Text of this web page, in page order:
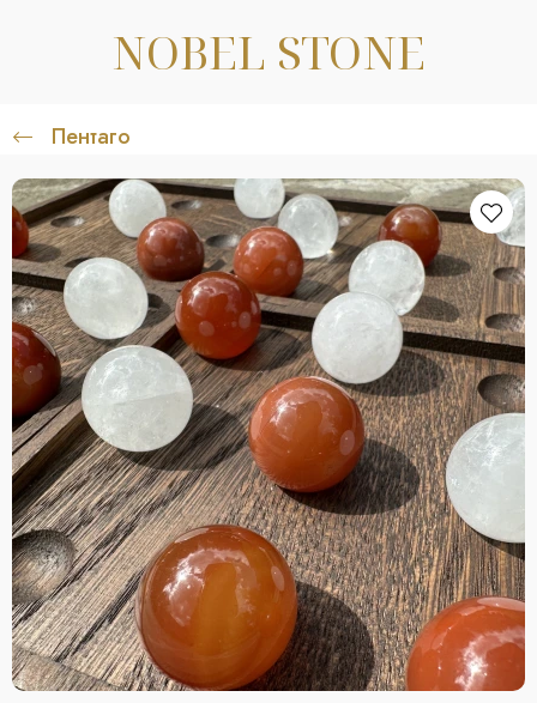
NOBEL STONE
Пентаго